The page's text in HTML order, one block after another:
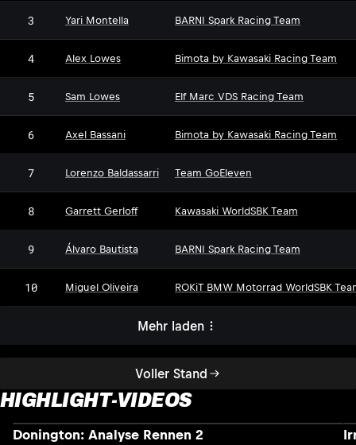
Voller Stand
3 Yari Montella BARNI Spark Racing Team
4 Alex Lowes Bimota by Kawasaki Racing Team
5 Sam Lowes Elf Marc VDS Racing Team
6 Axel Bassani Bimota by Kawasaki Racing Team
7 Lorenzo Baldassarri Team GoEleven
8 Garrett Gerloff Kawasaki WorldSBK Team
9 Álvaro Bautista BARNI Spark Racing Team
10 Miguel Oliveira ROKiT BMW Motorrad WorldSBK
Mehr laden
HIGHLIGHT-VIDEOS